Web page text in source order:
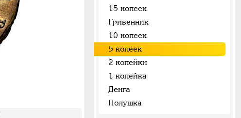
15 копеек
Гривенник
10 копеек
5 копеек
2 копейки
1 копейка
Денга
Полушка